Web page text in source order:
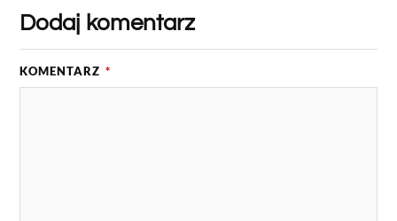
Dodaj komentarz
KOMENTARZ *